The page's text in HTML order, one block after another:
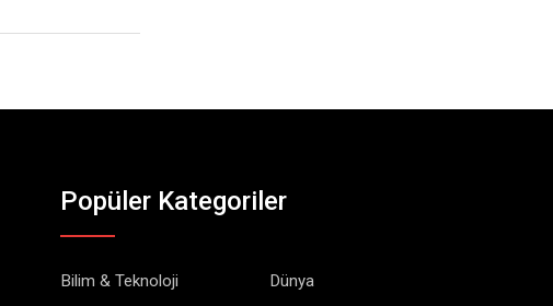
Popüler Kategoriler
Bilim & Teknoloji
Dünya